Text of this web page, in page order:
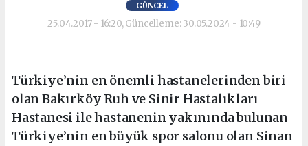
GÜNCEL
25.04.2017 - 16:20, Güncelleme: 30.05.2024 - 10:49
Türkiye’nin en önemli hastanelerinden biri
olan Bakırköy Ruh ve Sinir Hastalıkları
Hastanesi ile hastanenin yakınında bulunan
Türkiye’nin en büyük spor salonu olan Sinan